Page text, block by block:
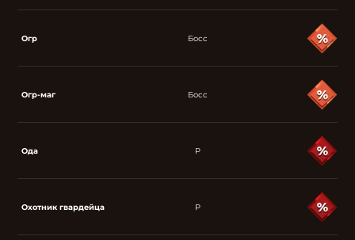
Огр Босс
Огр-маг Босс
Ода P
Охотник гвардейца P